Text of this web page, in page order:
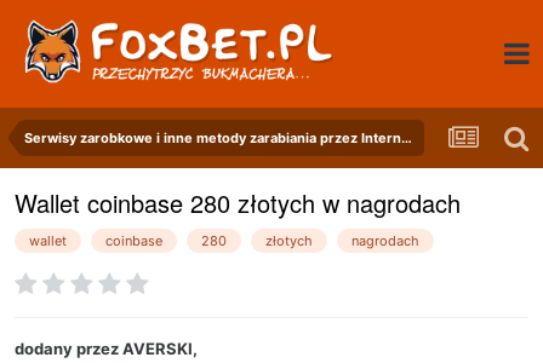
Serwisy zarobkowe i inne metody zarabiania przez Internet
Wallet coinbase 280 złotych w nagrodach
wallet coinbase 280 złotych nagrodach
dodany przezAVERSKI,